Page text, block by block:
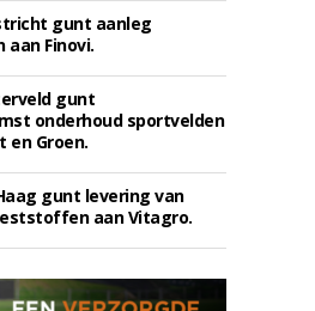
gunt aanleg
Finovi.
gunt
onderhoud sportvelden
en Groen.
gunt levering van
aan Vitagro.